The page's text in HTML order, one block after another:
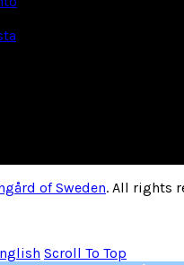
of Sweden. All rights
Scroll To Top